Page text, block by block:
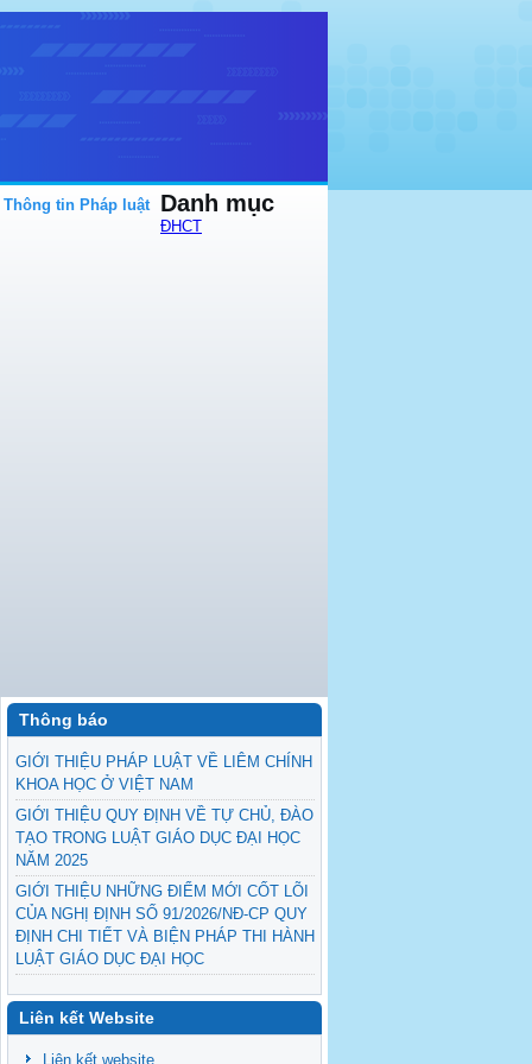
Thông tin Pháp luật Danh mục
ĐHCT
Thông báo
GIỚI THIỆU PHÁP LUẬT VỀ LIÊM CHÍNH
KHOA HỌC Ở VIỆT NAM
GIỚI THIỆU QUY ĐỊNH VỀ TỰ CHỦ, ĐÀO
TẠO TRONG LUẬT GIÁO DỤC ĐẠI HỌC
NĂM 2025
GIỚI THIỆU NHỮNG ĐIỂM MỚI CỐT LÕI
CỦA NGHỊ ĐỊNH SỐ 91/2026/NĐ-CP QUY
ĐỊNH CHI TIẾT VÀ BIỆN PHÁP THI HÀNH
LUẬT GIÁO DỤC ĐẠI HỌC
GIỚI THIỆU THÔNG TƯ QUY ĐỊNH VỀ
QUY TẮC ỨNG XỬ CỦA NHÀ GIÁO
Liên kết Website
Liên kết website